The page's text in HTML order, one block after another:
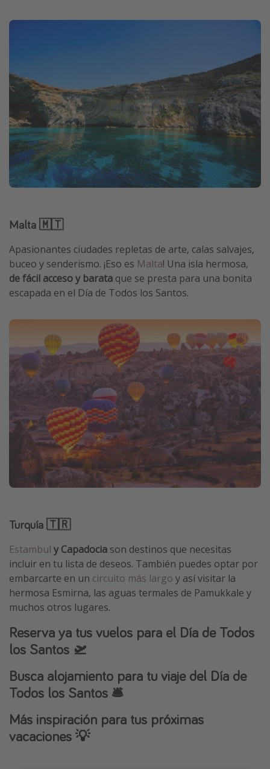
Malta 🇲🇹
Apasionantes ciudades repletas de arte, calas salvajes,
buceo y senderismo. ¡Eso es Malta! Una isla hermosa,
de fácil acceso y barata que se presta para una bonita
escapada en el Día de Todos los Santos.
Turquía 🇹🇷
Estambul y Capadocia son destinos que necesitas
incluir en tu lista de deseos. También puedes optar por
embarcarte en un circuito más largo y así visitar la
hermosa Esmirna, las aguas termales de Pamukkale y
muchos otros lugares.
Reserva ya tus vuelos para el Día de Todos
los Santos 🛫
Busca alojamiento para tu viaje del Día de
Todos los Santos 🛎️
Más inspiración para tus próximas
vacaciones 💡